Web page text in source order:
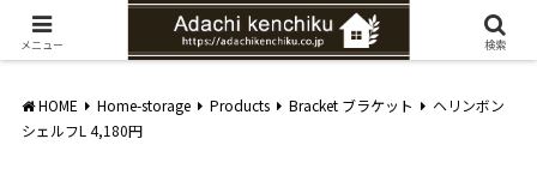
愛知県みよし市の工務店。自然素材を使ったナチュラルな家づくりをご提案
HOME Home-storage Products Bracket ブラケット
ヘリンボン
シェルフL 4,180円
メニュー 検索